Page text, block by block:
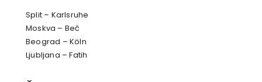
Split – Karlsruhe
Moskva – Beč
Beograd – Köln
Ljubljana – Fatih